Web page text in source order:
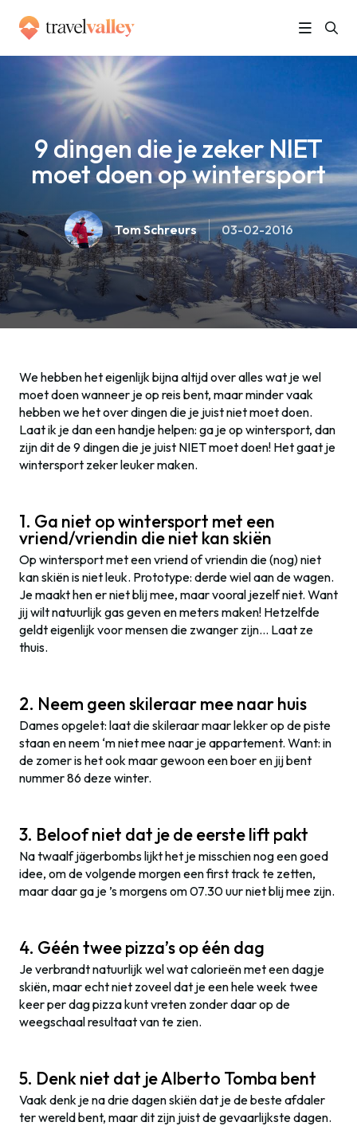
»
9 dingen die je zeker NIET
moet doen op wintersport
Tom Schreurs 03-02-2016
We hebben het eigenlijk bijna altijd over alles wat je wel
moet doen wanneer je op reis bent, maar minder vaak
hebben we het over dingen die je juist niet moet doen.
Laat ik je dan een handje helpen: ga je op wintersport, dan
zijn dit de 9 dingen die je juist NIET moet doen! Het gaat je
wintersport zeker leuker maken.
1. Ga niet op wintersport met een
vriend/vriendin die niet kan skiën
Op wintersport met een vriend of vriendin die (nog) niet
kan skiën is niet leuk. Prototype: derde wiel aan de wagen.
Je maakt hen er niet blij mee, maar vooral jezelf niet. Want
jij wilt natuurlijk gas geven en meters maken! Hetzelfde
geldt eigenlijk voor mensen die zwanger zijn… Laat ze
thuis.
2. Neem geen skileraar mee naar huis
Dames opgelet: laat die skileraar maar lekker op de piste
staan en neem ‘m niet mee naar je appartement. Want: in
de zomer is het ook maar gewoon een boer en jij bent
nummer 86 deze winter.
3. Beloof niet dat je de eerste lift pakt
Na twaalf jägerbombs lijkt het je misschien nog een goed
idee, om de volgende morgen een first track te zetten,
maar daar ga je ’s morgens om 07.30 uur niet blij mee zijn.
4. Géén twee pizza’s op één dag
Je verbrandt natuurlijk wel wat calorieën met een dagje
skiën, maar echt niet zoveel dat je een hele week twee
keer per dag pizza kunt vreten zonder daar op de
weegschaal resultaat van te zien.
5. Denk niet dat je Alberto Tomba bent
Vaak denk je na drie dagen skiën dat je de beste afdaler
ter wereld bent, maar dit zijn juist de gevaarlijkste dagen.